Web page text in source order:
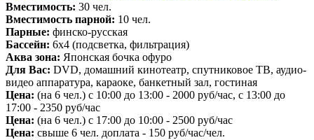
Вместимость: 30 чел.
Вместимость парной: 10 чел.
Парные: финско-русская
Бассейн: 6х4 (подсветка, фильтрация)
Аква зона: Японская бочка офуро
Для Вас: DVD, домашний кинотеатр, спутниковое ТВ, аудио-
видео аппаратура, караоке, банкетный зал, гостиная
Цена: (на 6 чел.) с 10:00 до 13:00 - 2000 руб/час, с 13:00 до
17:00 - 2350 руб/час
Цена: (на 6 чел.) с 17:00 до 10:00 - 2500 руб/час
Цена: свыше 6 чел. доплата - 150 руб/час/чел.